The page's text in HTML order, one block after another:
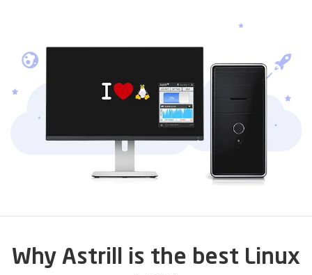
Why Astrill is the best Linux